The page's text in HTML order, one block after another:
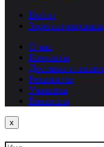
Войти
О нас
Контакты
Доставка и оплата
Реквизиты
Упаковка
Вакансии
x